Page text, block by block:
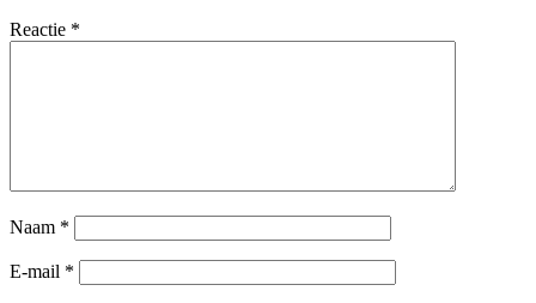
Reactie *
Naam *
E-mail *